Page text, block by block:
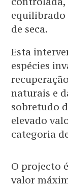
equilibrado
de seca.
Esta
espécies
naturais e
sobretudo
elevado
categoria
O projecto
valor